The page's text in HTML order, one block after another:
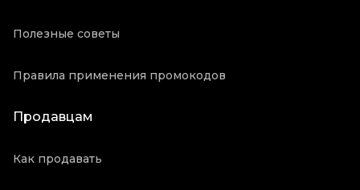
Полезные советы
Правила применения промокодов
Продавцам
Как продавать